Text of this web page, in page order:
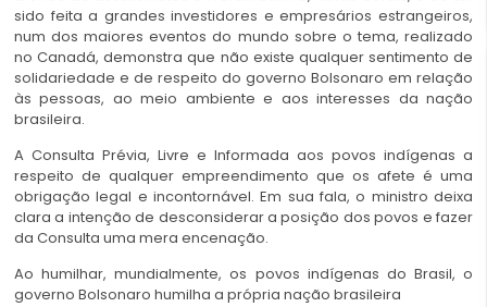
sido feita a grandes investidores e empresários estrangeiros,
num dos maiores eventos do mundo sobre o tema, realizado
no Canadá, demonstra que não existe qualquer sentimento de
solidariedade e de respeito do governo Bolsonaro em relação
às pessoas, ao meio ambiente e aos interesses da nação
brasileira.
A Consulta Prévia, Livre e Informada aos povos indígenas a
respeito de qualquer empreendimento que os afete é uma
obrigação legal e incontornável. Em sua fala, o ministro deixa
clara a intenção de desconsiderar a posição dos povos e fazer
da Consulta uma mera encenação.
Ao humilhar, mundialmente, os povos indígenas do Brasil, o
governo Bolsonaro humilha a própria nação brasileira